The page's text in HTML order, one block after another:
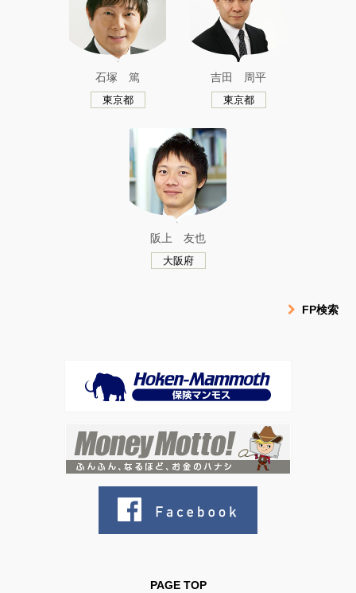
石塚 篤
東京都
吉田 周平
東京都
阪上 友也
大阪府
FP検索
PAGE TOP